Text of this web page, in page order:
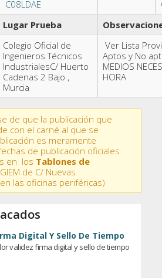
C08LDAE
Lugar Prueba
Colegio Oficial de
Ingenieros Técnicos
IndustrialesC/ Huerto
Cadenas 2 Bajo ,
Murcia
Ver Lista
Aptos y No
MEDIOS
HORA
de que la publicación que
con el carné al que se
es meramente
de publicación oficiales
en los Tablones de
de C/ Nuevas
las oficinas periféricas)
Digital Y Sello De Tiempo
validez firma digital y sello de tiempo